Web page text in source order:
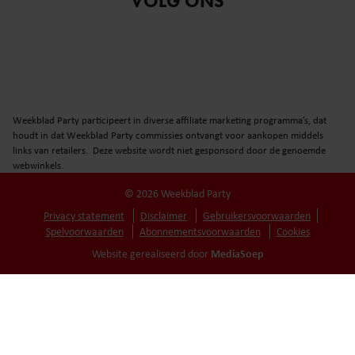
Weekblad Party participeert in diverse affiliate marketing programma’s, dat
houdt in dat Weekblad Party commissies ontvangt voor aankopen middels
links van retailers. Deze website wordt niet gesponsord door de genoemde
webwinkels.
© 2026 Weekblad Party
Privacy statement
Disclaimer
Gebruikersvoorwaarden
Spelvoorwaarden
Abonnementsvoorwaarden
Cookies
Website gerealiseerd door MediaSoep